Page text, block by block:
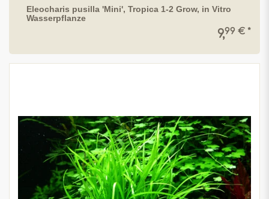
Eleocharis pusilla 'Mini', Tropica 1-2 Grow, in Vitro
Wasserpflanze
9,99 € *